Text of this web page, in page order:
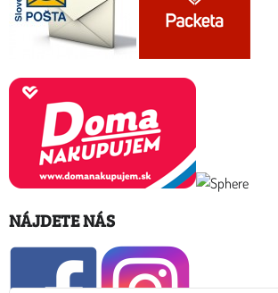
NÁJDETE NÁS